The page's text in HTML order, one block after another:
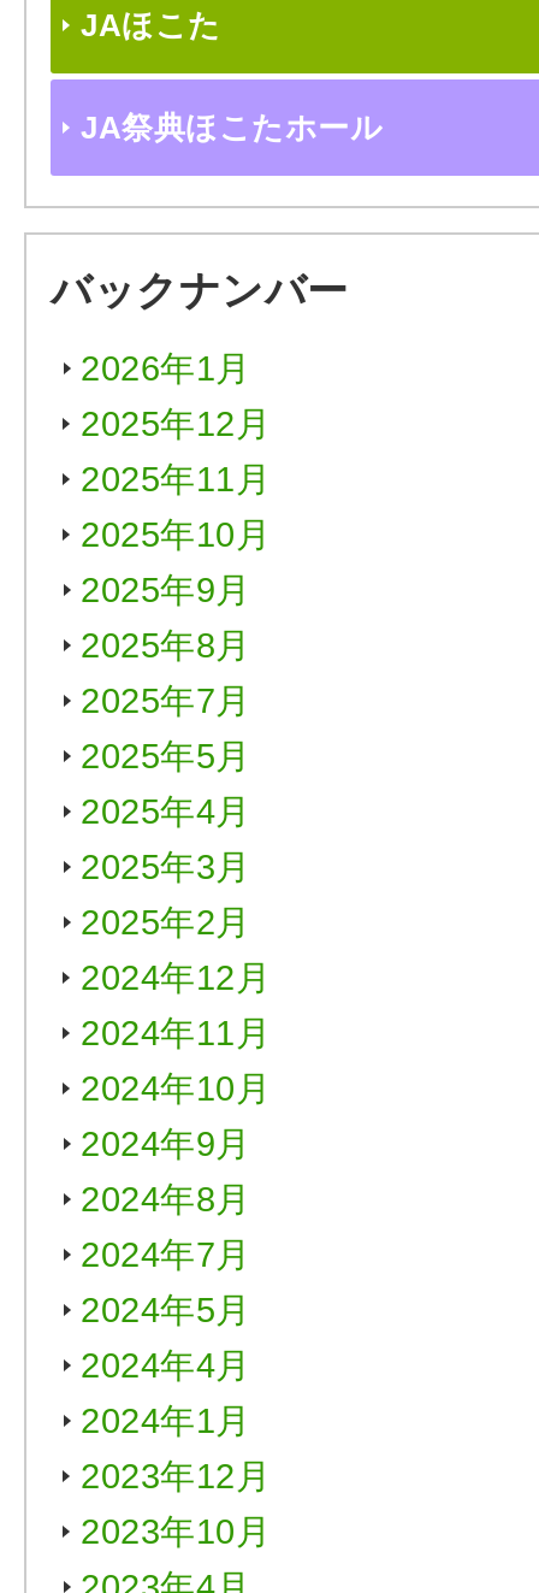
JAほこた
JA祭典ほこたホール
バックナンバー
2026年1月
2025年12月
2025年11月
2025年10月
2025年9月
2025年8月
2025年7月
2025年5月
2025年4月
2025年3月
2025年2月
2024年12月
2024年11月
2024年10月
2024年9月
2024年8月
2024年7月
2024年5月
2024年4月
2024年1月
2023年12月
2023年10月